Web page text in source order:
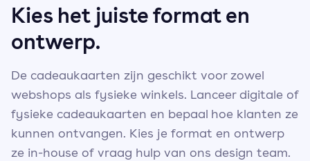
Kies het juiste format en
ontwerp.
De cadeaukaarten zijn geschikt voor zowel
webshops als fysieke winkels. Lanceer digitale of
fysieke cadeaukaarten en bepaal hoe klanten ze
kunnen ontvangen. Kies je format en ontwerp
ze in-house of vraag hulp van ons design team.